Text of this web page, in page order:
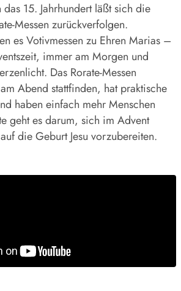
15. Jahrhundert läßt sich die
Messen zurückverfolgen.
es Votivmessen zu Ehren Marias –
immer am Morgen und
Das Rorate-Messen
Abend stattfinden, hat praktische
haben einfach mehr Menschen
geht es darum, sich im Advent
die Geburt Jesu vorzubereiten.